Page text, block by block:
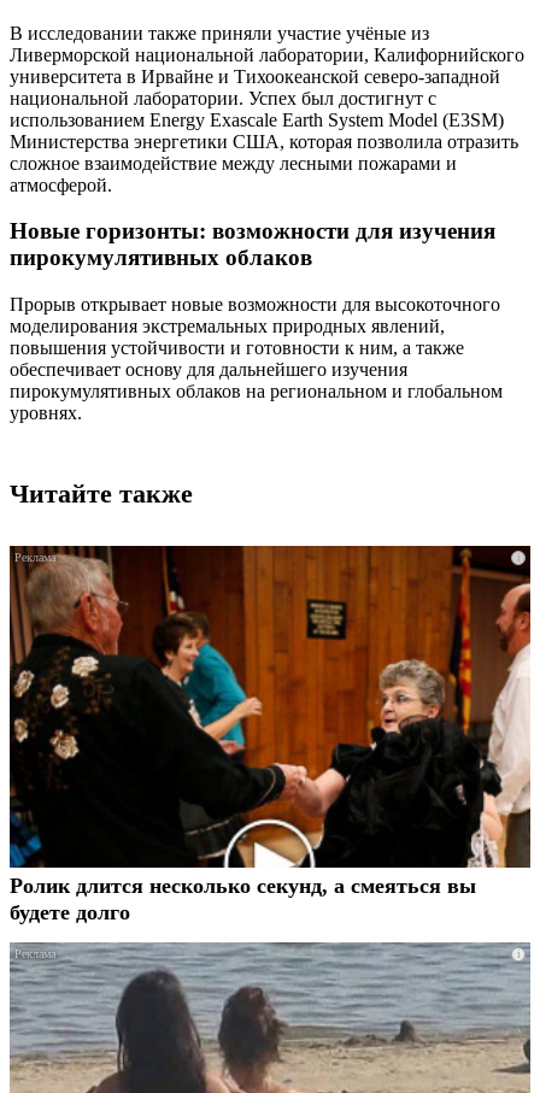
В исследовании также приняли участие учёные из
Ливерморской национальной лаборатории, Калифорнийского
университета в Ирвайне и Тихоокеанской северо-западной
национальной лаборатории. Успех был достигнут с
использованием Energy Exascale Earth System Model (E3SM)
Министерства энергетики США, которая позволила отразить
сложное взаимодействие между лесными пожарами и
атмосферой.
Новые горизонты: возможности для изучения
пирокумулятивных облаков
Прорыв открывает новые возможности для высокоточного
моделирования экстремальных природных явлений,
повышения устойчивости и готовности к ним, а также
обеспечивает основу для дальнейшего изучения
пирокумулятивных облаков на региональном и глобальном
уровнях.
Читайте также
i
Ролик длится несколько секунд, а смеяться вы
будете долго
i